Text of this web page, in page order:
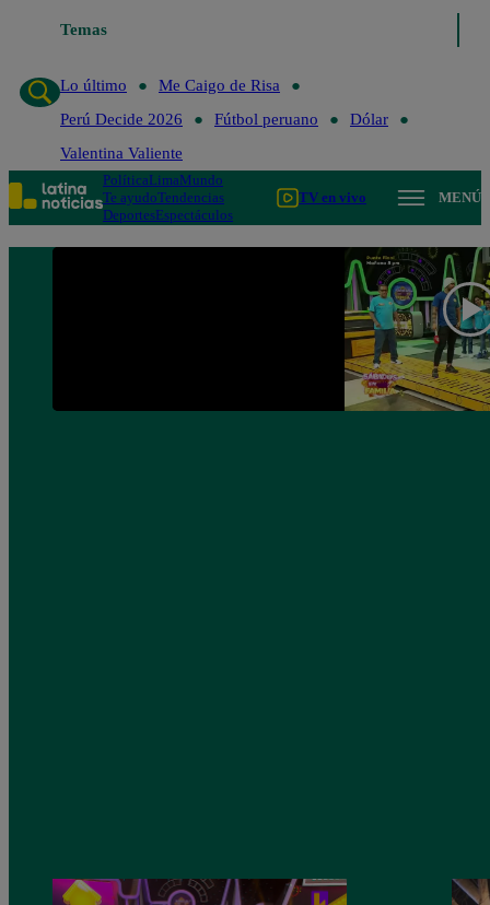
Temas
Lo último
Me Caigo de Risa
Perú Decide 2026
Fútbol peruano
Dólar
Valentina Valiente
PolíticaLimaMundo
Te ayudoTendencias
DeportesEspectáculos
TV en vivo MENÚ